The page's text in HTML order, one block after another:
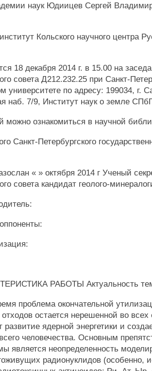
наук Юдиицев Сергей
Кольского научного центра
18 декабря 2014 г. в 15.00 на
совета Д212.232.25 при Санкт-
университете по адресу: 199034, г.
наб. 7/9, Институт наук о земле
можно ознакомиться в научной
Санкт-Петербургского
« » октября 2014 г Ученый
совета кандидат геолого-
РАБОТЫ Актуальность
проблема окончательной
остается нерешенной во
развитие ядерной энергетики и
человечества. Основным
является неопределенность
радионуклидов (особенно,